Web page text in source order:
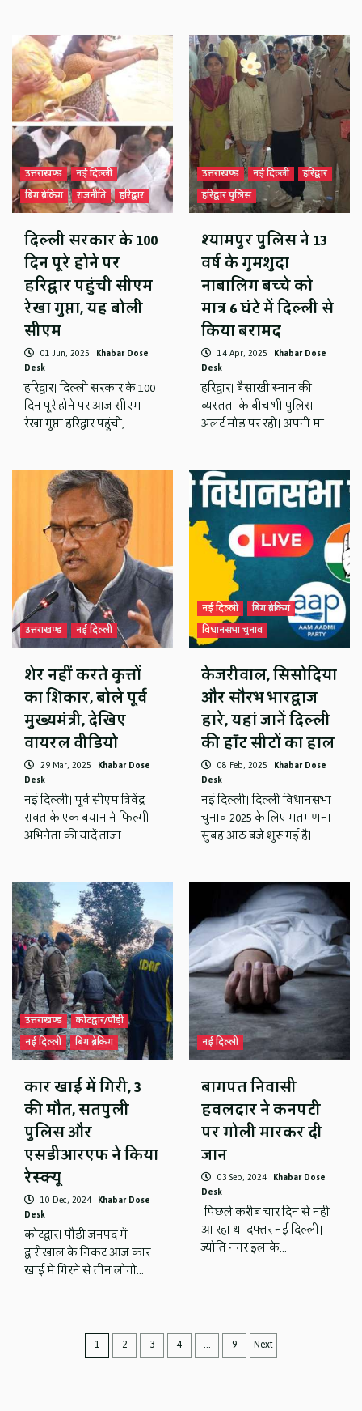
उत्तराखण्ड
नई दिल्ली
बिग ब्रेकिंग
राजनीति हरिद्वार
दिल्ली सरकार के 100
दिन पूरे होने पर
हरिद्वार पहुंची सीएम
रेखा गुप्ता, यह बोली
सीएम
01 Jun, 2025 Khabar Dose
Desk
हरिद्वार। दिल्ली सरकार के 100
दिन पूरे होने पर आज सीएम
रेखा गुप्ता हरिद्वार पहुंची,…
उत्तराखण्ड नई दिल्ली
हरिद्वार
हरिद्वार पुलिस
श्यामपुर पुलिस ने 13
वर्ष के गुमशुदा
नाबालिग बच्चे को
मात्र 6 घंटे में दिल्ली से
किया बरामद
14 Apr, 2025 Khabar Dose
Desk
हरिद्वार। बैसाखी स्नान की
व्यस्तता के बीच भी पुलिस
अलर्ट मोड पर रही। अपनी मां…
उत्तराखण्ड नई दिल्ली
शेर नहीं करते कुत्तों
का शिकार, बोले पूर्व
मुख्यमंत्री, देखिए
वायरल वीडियो
29 Mar, 2025 Khabar Dose
Desk
नई दिल्ली। पूर्व सीएम त्रिवेंद्र
रावत के एक बयान ने फिल्मी
अभिनेता की यादें ताजा…
नई दिल्ली
बिग ब्रेकिंग
विधानसभा चुनाव
केजरीवाल, सिसोदिया
और सौरभ भारद्वाज
हारे, यहां जानें दिल्ली
की हॉट सीटों का हाल
08 Feb, 2025 Khabar Dose
Desk
नई दिल्ली। दिल्ली विधानसभा
चुनाव 2025 के लिए मतगणना
सुबह आठ बजे शुरू गई है।…
उत्तराखण्ड
कोटद्वार/पौड़ी
नई दिल्ली
बिग ब्रेकिंग
कार खाई में गिरी, 3
की मौत, सतपुली
पुलिस और
एसडीआरएफ ने किया
रेस्क्यू
10 Dec, 2024 Khabar Dose
Desk
कोटद्वार। पौड़ी जनपद में
द्वारीखाल के निकट आज कार
खाई में गिरने से तीन लोगों…
नई दिल्ली
बागपत निवासी
हवलदार ने कनपटी
पर गोली मारकर दी
जान
03 Sep, 2024 Khabar Dose
Desk
-पिछले करीब चार दिन से नही
आ रहा था दफ्तर नई दिल्ली।
ज्योति नगर इलाके…
Posts
navigation
1 2 3 4 … 9 Next